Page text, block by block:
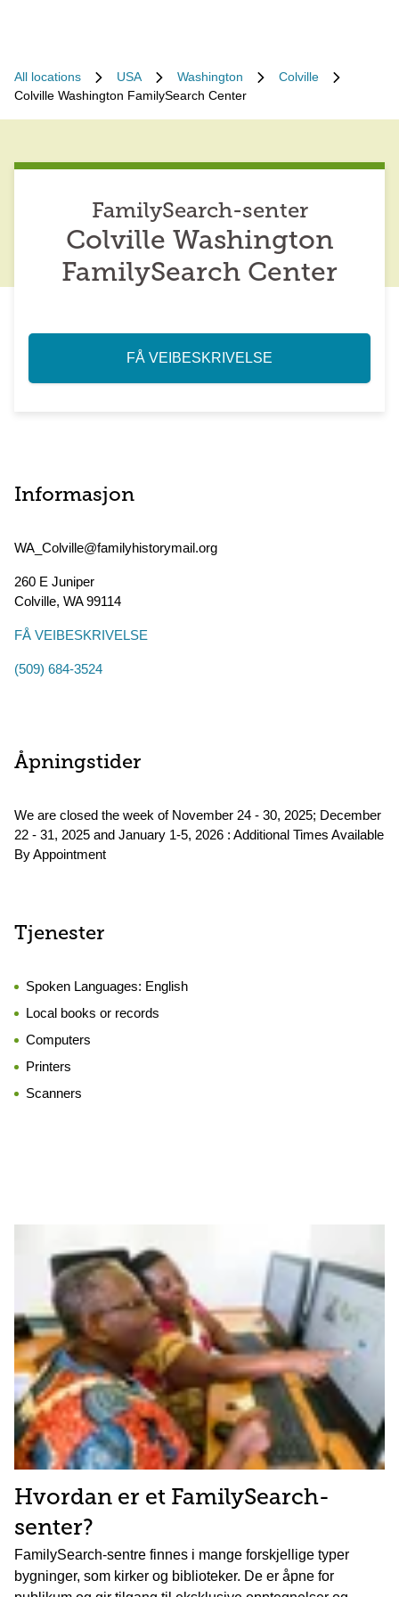
All locations USA Washington
Colville
Colville Washington FamilySearch Center
FamilySearch-senter
Colville Washington
FamilySearch Center
FÅ VEIBESKRIVELSE
Informasjon
WA_Colville@familyhistorymail.org
260 E Juniper
Colville, WA99114
FÅ VEIBESKRIVELSE
(509) 684-3524
Åpningstider
We are closed the week of November 24 - 30, 2025; December
22 - 31, 2025 and January 1-5, 2026 : Additional Times Available
By Appointment
Tjenester
Spoken Languages: English
Local books or records
Computers
Printers
Scanners
Hvordan er et FamilySearch-
senter?
FamilySearch-sentre finnes i mange forskjellige typer
bygninger, som kirker og biblioteker. De er åpne for